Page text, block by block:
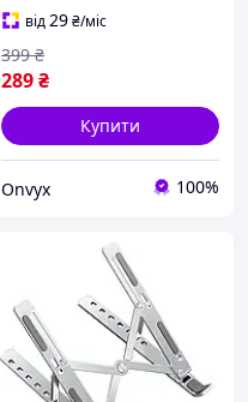
від29₴/міс
289₴
399 ₴
Купити
Onvyx 100%